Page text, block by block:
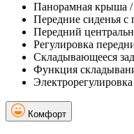
Панорамная крыша /
Передние сиденья
Передний
Регулировка
Складывающееся
Функция
Комфорт